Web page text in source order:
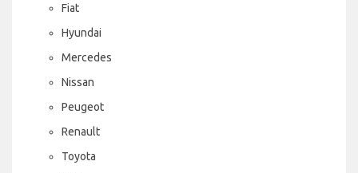
Fiat
Hyundai
Mercedes
Nissan
Peugeot
Renault
Toyota